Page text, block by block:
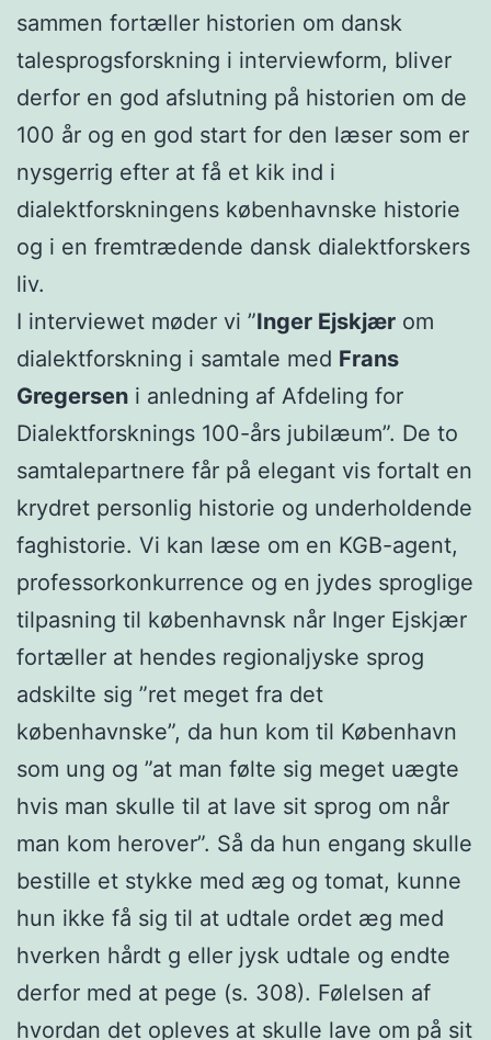
sammen fortæller historien om dansk
talesprogsforskning i interviewform, bliver
derfor en god afslutning på historien om de
100 år og en god start for den læser som er
nysgerrig efter at få et kik ind i
dialektforskningens københavnske historie
og i en fremtrædende dansk dialektforskers
liv.
I interviewet møder vi ”Inger Ejskjær om
dialektforskning i samtale med Frans
Gregersen i anledning af Afdeling for
Dialektforsknings 100-års jubilæum”. De to
samtalepartnere får på elegant vis fortalt en
krydret personlig historie og underholdende
faghistorie. Vi kan læse om en KGB-agent,
professorkonkurrence og en jydes sproglige
tilpasning til københavnsk når Inger Ejskjær
fortæller at hendes regionaljyske sprog
adskilte sig ”ret meget fra det
københavnske”, da hun kom til København
som ung og ”at man følte sig meget uægte
hvis man skulle til at lave sit sprog om når
man kom herover”. Så da hun engang skulle
bestille et stykke med æg og tomat, kunne
hun ikke få sig til at udtale ordet æg med
hverken hårdt g eller jysk udtale og endte
derfor med at pege (s. 308). Følelsen af
hvordan det opleves at skulle lave om på sit